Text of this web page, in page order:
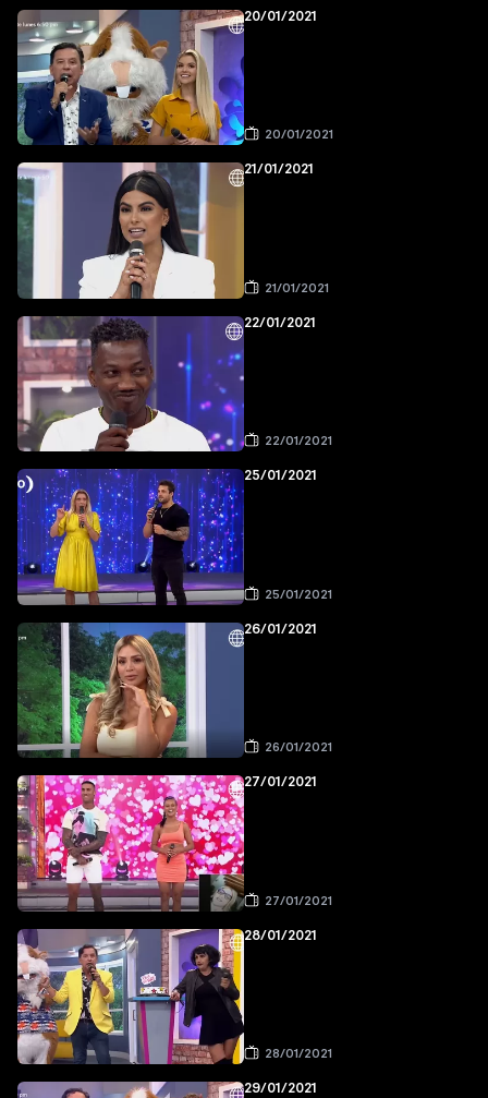
20/01/2021
20/01/2021
21/01/2021
21/01/2021
22/01/2021
22/01/2021
25/01/2021
25/01/2021
26/01/2021
26/01/2021
27/01/2021
27/01/2021
28/01/2021
28/01/2021
29/01/2021